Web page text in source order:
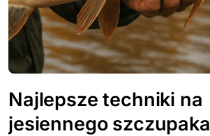
Najlepsze techniki na
jesiennego szczupaka